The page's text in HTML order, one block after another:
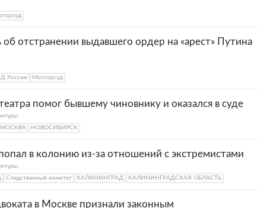
об отстранении выдавшего ордер на «арест» Путина
России Мосгорсуд
помог бывшему чиновнику и оказался в суде
МОСКВА НОВОСИБИРСК
в колонию из-за отношений с экстремистами
Следственный комитет КАЛИНИНГРАД КАЛИНИНГРАДСКАЯ ОБЛАСТЬ
в Москве признали законным